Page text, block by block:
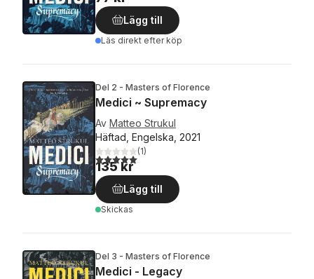
Lägg till
Läs direkt efter köp
Del 2 - Masters of Florence
Medici ~ Supremacy
Av Matteo Strukul
Häftad, Engelska, 2021
5,0utav 5 stjärnor. Totalt antal röster:
(1)
135 kr
Lägg till
Skickas
Del 3 - Masters of Florence
Medici - Legacy